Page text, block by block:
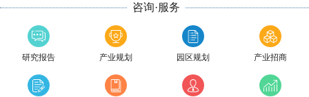
咨询·服务
研究报告 产业规划 园区规划 产业招商